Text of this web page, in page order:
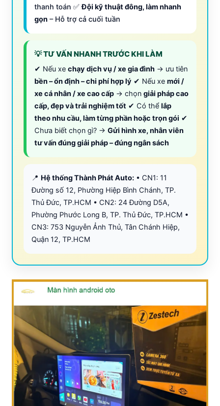
thanh toán ✅Đội kỹ thuật đông, làm nhanh
gọn – Hỗ trợ cả cuối tuần
💡 TƯ VẤN NHANH TRƯỚC KHI LÀM
✔ Nếu xe chạy dịch vụ / xe gia đình → ưu tiên
bền – ổn định – chi phí hợp lý ✔ Nếu xe mới /
xe cá nhân / xe cao cấp → chọn giải pháp cao
cấp, đẹp và trải nghiệm tốt ✔ Có thể lắp
theo nhu cầu, làm từng phần hoặc trọn gói ✔
Chưa biết chọn gì? → Gửi hình xe, nhân viên
tư vấn đúng giải pháp – đúng ngân sách
📍 Hệ thống Thành Phát Auto: • CN1: 11
Đường số 12, Phường Hiệp Bình Chánh, TP.
Thủ Đức, TP.HCM • CN2: 24 Đường D5A,
Phường Phước Long B, TP. Thủ Đức, TP.HCM •
CN3: 753 Nguyễn Ảnh Thủ, Tân Chánh Hiệp,
Quận 12, TP.HCM